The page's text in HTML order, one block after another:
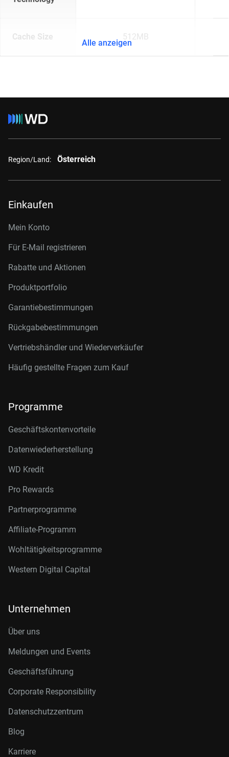
Cache Size 512MB
Alle anzeigen
Region/Land: Österreich
Einkaufen
Mein Konto
Für E-Mail registrieren
Rabatte und Aktionen
Produktportfolio
Garantiebestimmungen
Rückgabebestimmungen
Vertriebshändler und Wiederverkäufer
Häufig gestellte Fragen zum Kauf
Programme
Geschäftskontenvorteile
Datenwiederherstellung
WD Kredit
Pro Rewards
Partnerprogramme
Affiliate-Programm
Wohltätigkeitsprogramme
Western Digital Capital
Unternehmen
Über uns
Meldungen und Events
Geschäftsführung
Corporate Responsibility
Datenschutzzentrum
Blog
Karriere